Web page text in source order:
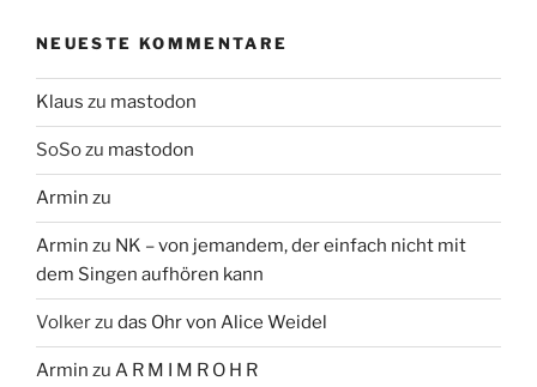
NEUESTE KOMMENTARE
Klaus zu mastodon
SoSozu mastodon
Armin zu
Armin zu NK – von jemandem, der einfach nicht mit
dem Singen aufhören kann
Volkerzu das Ohr von Alice Weidel
Armin zu A R M I M R O H R